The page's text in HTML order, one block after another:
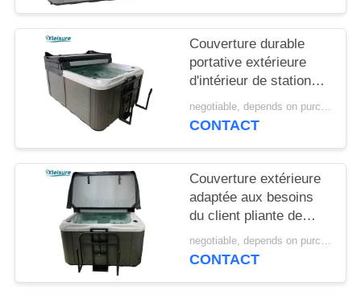
Couverture durable
portative extérieure
d'intérieur de station
thermale de vinyle de
couverture de piscine
chaud de bain libre
pour le baquet
hydraulique de thérapie
negotiable, depends on purchase volume MOQ:10 | ensemble 100
CONTACT
Couverture extérieure
adaptée aux besoins
du client pliante de
station thermale
d'ombre pour le baquet
negotiable, depends on purchase volume MOQ:10 | ensemble 100
CONTACT